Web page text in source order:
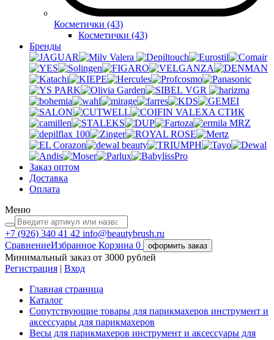
Косметички (43)
Косметички (43)
Бренды
Valera
VGR
VALEXA СТИК
MRZ
Заказ оптом
Доставка
Оплата
Меню
+7 (926) 340 41 42 info@beautybrush.ru
СравнениеИзбранное Корзина 0 оформить заказ
Минимальный заказ от 3000 рублей
Регистрация | Вход
Главная страница
Каталог
Сопутствующие товары для парикмахеров инструмент и
аксессуары для парикмахеров
Весы для парикмахеров инструмент и аксессуары для